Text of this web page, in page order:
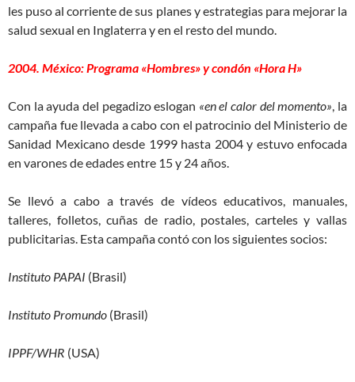
les puso al corriente de sus planes y estrategias para mejorar la
salud sexual en Inglaterra y en el resto del mundo.
2004. México: Programa «Hombres» y condón «Hora H»
Con la ayuda del pegadizo eslogan «en el calor del momento», la
campaña fue llevada a cabo con el patrocinio del Ministerio de
Sanidad Mexicano desde 1999 hasta 2004 y estuvo enfocada
en varones de edades entre 15 y 24 años.
Se llevó a cabo a través de vídeos educativos, manuales,
talleres, folletos, cuñas de radio, postales, carteles y vallas
publicitarias. Esta campaña contó con los siguientes socios:
Instituto PAPAI (Brasil)
Instituto Promundo (Brasil)
IPPF/WHR (USA)